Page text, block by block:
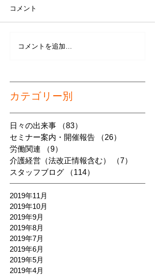
コメント
コメントを追加…
カテゴリー別
日々の出来事 （83）
セミナー案内・開催報告
（26）
労働関連
（9）
介護経営（法改正情報含む）
（7）
スタッフブログ
（114）
2019年11月
2019年10月
2019年9月
2019年8月
2019年7月
2019年6月
2019年5月
2019年4月